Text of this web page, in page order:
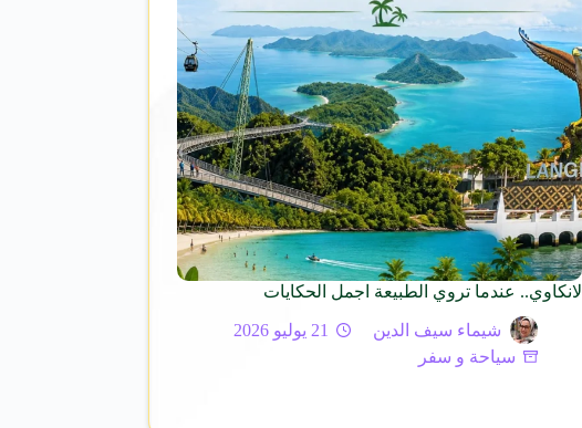
لانكاوي.. عندما تروي الطبيعة اجمل الحكايات
شيماء سيف الدين
21 يوليو 2026
سياحة و سفر